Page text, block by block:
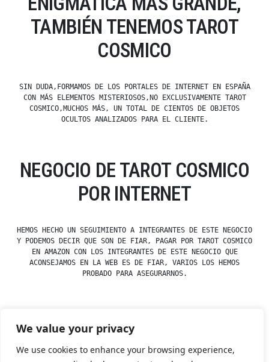
We value your privacy
We use cookies to enhance your browsing experience,
TAMBIÉN TENEMOS TAROT
COSMICO
SIN DUDA,FORMAMOS DE LOS PORTALES DE INTERNET EN ESPAÑA
CON MÁS ELEMENTOS MISTERIOSOS,NO EXCLUSIVAMENTE TAROT
COSMICO,MUCHOS MÁS, UN TOTAL DE CIENTOS DE OBJETOS
OCULTOS ANALIZADOS PARA EL CLIENTE.
NEGOCIO DE TAROT COSMICO
POR INTERNET
HEMOS HECHO UN SEGUIMIENTO A INTEGRANTES DE ESTE NEGOCIO
Y PODEMOS DECIR QUE SON DE FIAR, PAGAR POR TAROT COSMICO
EN AMAZON CON LOS INTEGRANTES DE ESTE NEGOCIO QUE
ACONSEJAMOS EN LA WEB ES DE FIAR, VARIOS LOS HEMOS
PROBADO PARA ASEGURARNOS.
Posted
esdfninj34 23 December, 2019